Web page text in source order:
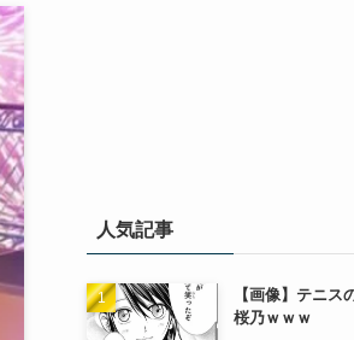
人気記事
【画像】テニス
桜乃ｗｗｗ